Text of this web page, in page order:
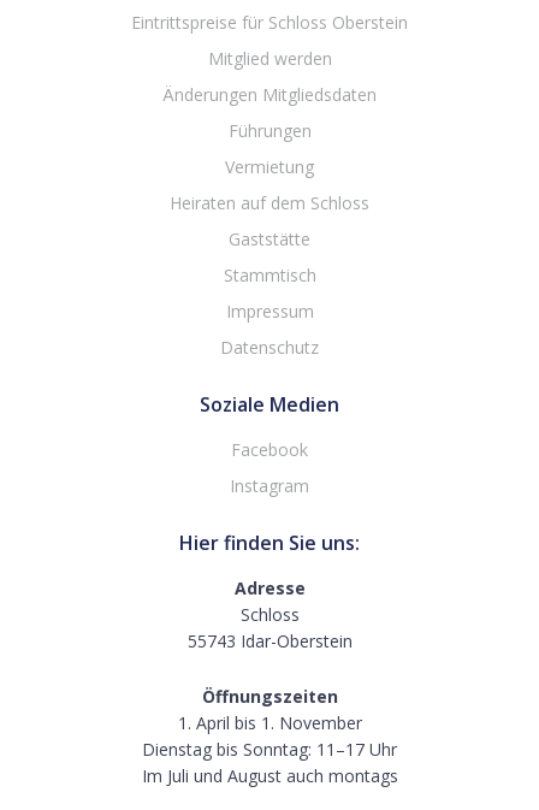
Eintrittspreise für Schloss Oberstein
Mitglied werden
Änderungen Mitgliedsdaten
Führungen
Vermietung
Heiraten auf dem Schloss
Gaststätte
Stammtisch
Impressum
Datenschutz
Soziale Medien
Facebook
Instagram
Hier finden Sie uns:
Adresse
Schloss
55743 Idar-Oberstein
Öffnungszeiten
1. April bis 1. November
Dienstag bis Sonntag: 11–17 Uhr
Im Juli und August auch montags